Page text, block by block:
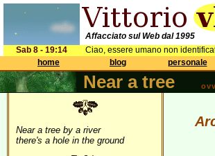
Affacciato sul Web dal 1995
Sab 8 - 19:14
Ciao, essere umano non
home
blog personale
Near a tree
Near a tree by a river
there's a hole in the ground